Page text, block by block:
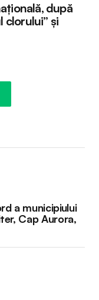
după
clorului” și
a municipiului
Cap Aurora,